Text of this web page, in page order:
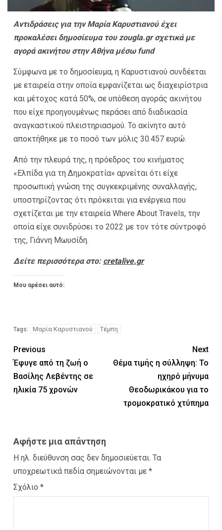
Αντιδράσεις για την Μαρία Καρυστιανού έχει
προκαλέσει δημοσίευμα του zougla.gr σχετικά με
αγορά ακινήτου στην Αθήνα μέσω fund
Σύμφωνα με το δημοσίευμα, η Καρυστιανού συνδέεται
με εταιρεία στην οποία εμφανίζεται ως διαχειρίστρια
και μέτοχος κατά 50%, σε υπόθεση αγοράς ακινήτου
που είχε προηγουμένως περάσει από διαδικασία
αναγκαστικού πλειστηριασμού. Το ακίνητο αυτό
αποκτήθηκε με το ποσό των μόλις 30.457 ευρώ.
Από την πλευρά της, η πρόεδρος του κινήματος
«Ελπίδα για τη Δημοκρατία» αρνείται ότι είχε
προσωπική γνώση της συγκεκριμένης συναλλαγής,
υποστηρίζοντας ότι πρόκειται για ενέργεια που
σχετίζεται με την εταιρεία Where About Travels, την
οποία είχε συνιδρύσει το 2022 με τον τότε σύντροφό
της, Γιάννη Μωυσίδη.
Δείτε περισσότερα στο: cretalive.gr
Μου αρέσει αυτό:
Tags: Μαρία Καρυστιανού Τέμπη
Previous
Έφυγε από τη ζωή ο
Βασίλης Λεβέντης σε
ηλικία 75 χρονών
Next
Θέμα τιμής η σύλληψη: Το
ηχηρό μήνυμα
Θεοδωρικάκου για το
τρομοκρατικό χτύπημα
Αφήστε μια απάντηση
Η ηλ. διεύθυνση σας δεν δημοσιεύεται. Τα
υποχρεωτικά πεδία σημειώνονται με *
Σχόλιο *